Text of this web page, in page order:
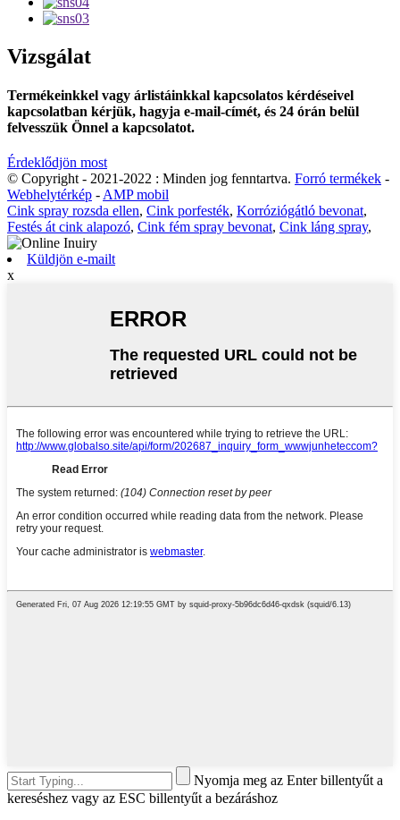
Vizsgálat
Termékeinkkel vagy árlistáinkkal kapcsolatos kérdéseivel
kapcsolatban kérjük, hagyja e-mail-címét, és 24 órán belül
felvesszük Önnel a kapcsolatot.
Érdeklődjön most
© Copyright - 2021-2022 : Minden jog fenntartva. Forró termékek -
Webhelytérkép - AMP mobil
Cink spray rozsda ellen, Cink porfesték, Korróziógátló bevonat,
Festés át cink alapozó, Cink fém spray bevonat, Cink láng spray,
Küldjön e-mailt
x
Nyomja meg az Enter billentyűt a
kereséshez vagy az ESC billentyűt a bezáráshoz